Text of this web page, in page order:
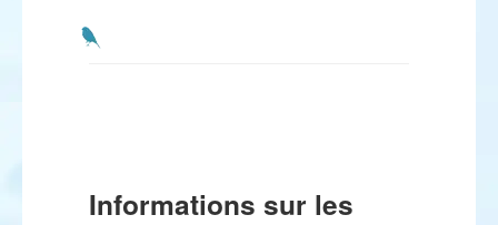
Informations sur les